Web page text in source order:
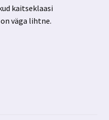
kaitseklaasi
väga lihtne.